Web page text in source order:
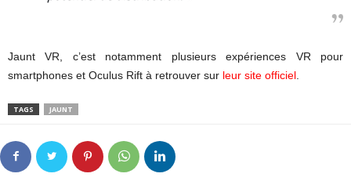
Jaunt VR, c’est notamment plusieurs expériences VR pour
smartphones et Oculus Rift à retrouver sur leur site officiel
TAGS JAUNT